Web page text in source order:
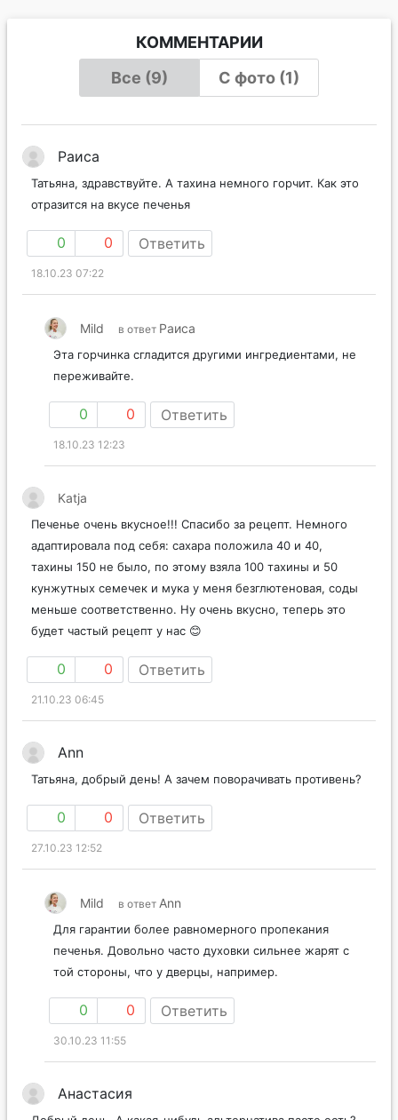
КОММЕНТАРИИ
Все (9)
С фото (1)
Раиса
Татьяна, здравствуйте. А тахина немного горчит. Как это
отразится на вкусе печенья
0 0 Ответить
18.10.23 07:22
Mild в ответ Раиса
Эта горчинка сгладится другими ингредиентами, не
переживайте.
0 0 Ответить
18.10.23 12:23
Katja
Печенье очень вкусное!!! Спасибо за рецепт. Немного
адаптировала под себя: сахара положила 40 и 40,
тахины 150 не было, по этому взяла 100 тахины и 50
кунжутных семечек и мука у меня безглютеновая, соды
меньше соответственно. Ну очень вкусно, теперь это
будет частый рецепт у нас 😊
0 0 Ответить
21.10.23 06:45
Аnn
Татьяна, добрый день! А зачем поворачивать противень?
0 0 Ответить
27.10.23 12:52
Mild в ответ Аnn
Для гарантии более равномерного пропекания
печенья. Довольно часто духовки сильнее жарят с
той стороны, что у дверцы, например.
0 0 Ответить
30.10.23 11:55
Анастасия